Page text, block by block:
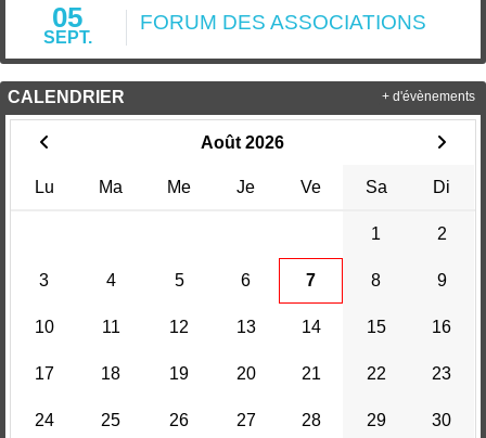
05
SEPT.
FORUM DES ASSOCIATIONS
CALENDRIER
Août 2026
Lu Ma Me Je Ve Sa Di
1 2
3 4 5 6 7 8 9
10 11 12 13 14 15 16
17 18 19 20 21 22 23
24 25 26 27 28 29 30
+ d'évènements